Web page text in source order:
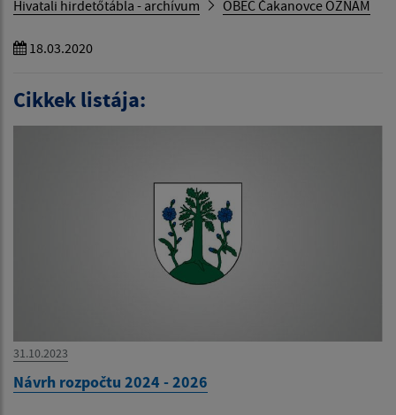
Hivatali hirdetőtábla - archívum
OBEC Čakanovce OZNAM
18.03.2020
Cikkek listája:
31.10.2023
Návrh rozpočtu 2024 - 2026